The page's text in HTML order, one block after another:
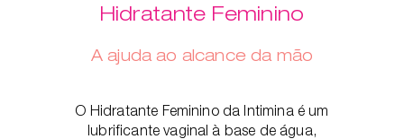
Hidratante Feminino
A ajuda ao alcance da mão
O Hidratante Feminino da Intimina é um
lubrificante vaginal à base de água,